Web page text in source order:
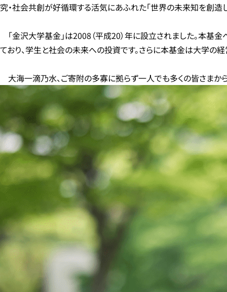
究・社会共創が好循環する活気にあふれた「世界の未来知を創造
「金沢大学基金」は2008（平成20）年に設立されました。本基
ており、学生と社会の未来への投資です。さらに本基金は大学の
大海一滴乃水、ご寄附の多寡に拠らず一人でも多くの皆さまか